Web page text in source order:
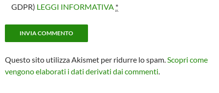
GDPR) LEGGI INFORMATIVA *
Questo sito utilizza Akismet per ridurre lo spam.Scopri come
vengono elaborati i dati derivati dai commenti.